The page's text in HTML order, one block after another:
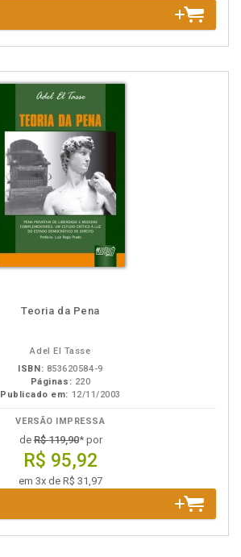
Teoria da Pena
Adel El Tasse
ISBN: 853620584-9
Páginas: 220
Publicado em: 12/11/2003
VERSÃO IMPRESSA
deR$ 119,90* por
R$ 95,92
em 3x de R$ 31,97